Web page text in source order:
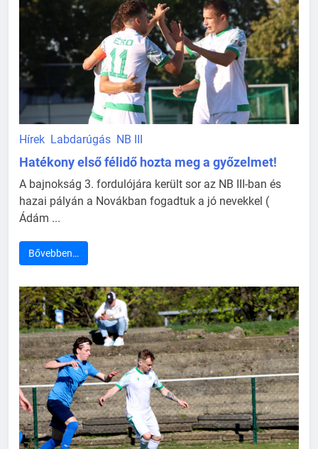
Hírek Labdarúgás NB III
Hatékony első félidő hozta meg a győzelmet!
A bajnokság 3. fordulójára került sor az NB III-ban és
hazai pályán a Novákban fogadtuk a jó nevekkel (
Ádám ...
Bővebben…